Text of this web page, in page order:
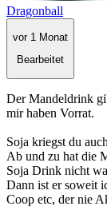
Dragonball
vor 1 Monat
Bearbeitet
Der Mandeldrink
mir haben Vorrat.
Soja kriegst du
Ab und zu hat die
Soja Drink nicht
Dann ist er soweit
Coop etc, der nie